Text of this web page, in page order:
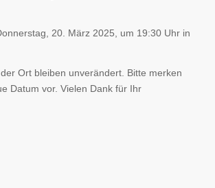
20. März 2025, um 19:30 Uhr in
Ort bleiben unverändert. Bitte merken
Datum vor. Vielen Dank für Ihr